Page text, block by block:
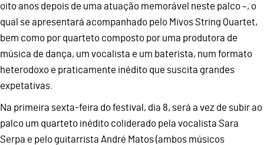
oito anos depois de uma atuação memorável neste palco –, o
qual se apresentará acompanhado pelo Mivos String Quartet,
bem como por quarteto composto por uma produtora de
música de dança, um vocalista e um baterista, num formato
heterodoxo e praticamente inédito que suscita grandes
expetativas.
Na primeira sexta-feira do festival, dia 8, será a vez de subir ao
palco um quarteto inédito coliderado pela vocalista Sara
Serpa e pelo guitarrista André Matos (ambos músicos